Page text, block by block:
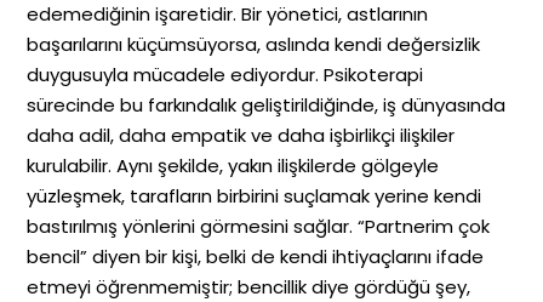
edemediğinin işaretidir. Bir yönetici, astlarının
başarılarını küçümsüyorsa, aslında kendi değersizlik
duygusuyla mücadele ediyordur. Psikoterapi
sürecinde bu farkındalık geliştirildiğinde, iş dünyasında
daha adil, daha empatik ve daha işbirlikçi ilişkiler
kurulabilir. Aynı şekilde, yakın ilişkilerde gölgeyle
yüzleşmek, tarafların birbirini suçlamak yerine kendi
bastırılmış yönlerini görmesini sağlar. “Partnerim çok
bencil” diyen bir kişi, belki de kendi ihtiyaçlarını ifade
etmeyi öğrenmemiştir; bencillik diye gördüğü şey,